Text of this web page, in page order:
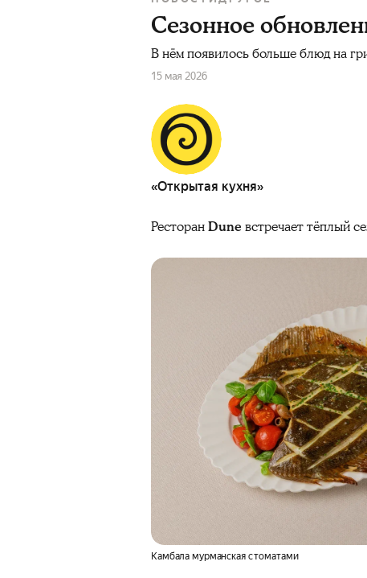
Сезонное
В нём появилось больше блюд на
15 мая 2026
«Открытая кухня»
РесторанDune встречает тёплый
Камбала мурманская с томатами